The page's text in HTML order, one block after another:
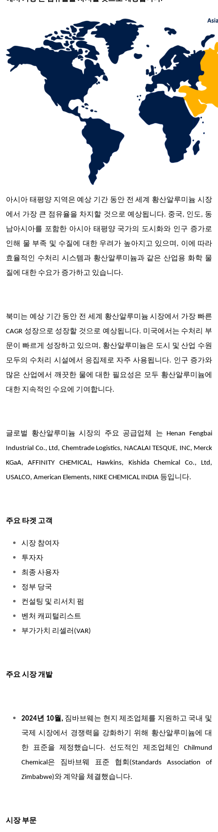
아시아 태평양 지역은 예상 기간 동안 전 세계 황산알루미늄 시장
에서 가장 큰 점유율을 차지할 것으로 예상됩니다. 중국, 인도, 동
남아시아를 포함한 아시아 태평양 국가의 도시화와 인구 증가로
인해 물 부족 및 수질에 대한 우려가 높아지고 있으며, 이에 따라
효율적인 수처리 시스템과 황산알루미늄과 같은 산업용 화학 물
질에 대한 수요가 증가하고 있습니다.
북미는 예상 기간 동안 전 세계 황산알루미늄 시장에서 가장 빠른
CAGR 성장으로 성장할 것으로 예상됩니다. 미국에서는 수처리 부
문이 빠르게 성장하고 있으며, 황산알루미늄은 도시 및 산업 수원
모두의 수처리 시설에서 응집제로 자주 사용됩니다. 인구 증가와
많은 산업에서 깨끗한 물에 대한 필요성은 모두 황산알루미늄에
대한 지속적인 수요에 기여합니다.
글로벌 황산알루미늄 시장의 주요 공급업체 는 Henan Fengbai
Industrial Co., Ltd, Chemtrade Logistics, NACALAI TESQUE, INC, Merck
KGaA, AFFINITY CHEMICAL, Hawkins, Kishida Chemical Co., Ltd,
USALCO, American Elements, NIKE CHEMICAL INDIA 등입니다.
주요 타겟 고객
시장 참여자
투자자
최종 사용자
정부 당국
컨설팅 및 리서치 펌
벤처 캐피털리스트
부가가치 리셀러(VAR)
주요 시장 개발
2024년 10월, 짐바브웨는 현지 제조업체를 지원하고 국내 및
국제 시장에서 경쟁력을 강화하기 위해 황산알루미늄에 대
한 표준을 제정했습니다. 선도적인 제조업체인 Chilmund
Chemical은 짐바브웨 표준 협회(Standards Association of
Zimbabwe)와 계약을 체결했습니다.
시장 부문